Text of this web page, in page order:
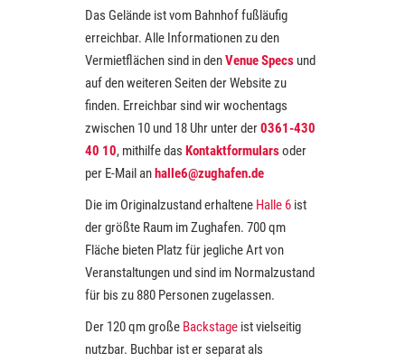
Das Gelände ist vom Bahnhof fußläufig
erreichbar. Alle Informationen zu den
Vermietflächen sind in denVenue Specs und
auf den weiteren Seiten der Website zu
finden. Erreichbar sind wir wochentags
zwischen 10 und 18 Uhr unter der0361-430
40 10, mithilfe das Kontaktformularsoder
per E-Mail anhalle6@zughafen.de
Die im Originalzustand erhaltene Halle 6 ist
der größte Raum im Zughafen. 700 qm
Fläche bieten Platz für jegliche Art von
Veranstaltungen und sind im Normalzustand
für bis zu 880 Personen zugelassen.
Der 120 qm große Backstage ist vielseitig
nutzbar. Buchbar ist er separat als